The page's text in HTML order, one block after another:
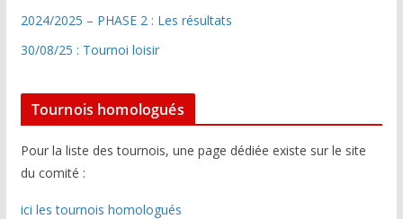
2024/2025 – PHASE 2 : Les résultats
30/08/25 : Tournoi loisir
Tournois homologués
Pour la liste des tournois, une page dédiée existe sur le site
du comité :
ici les tournois homologués